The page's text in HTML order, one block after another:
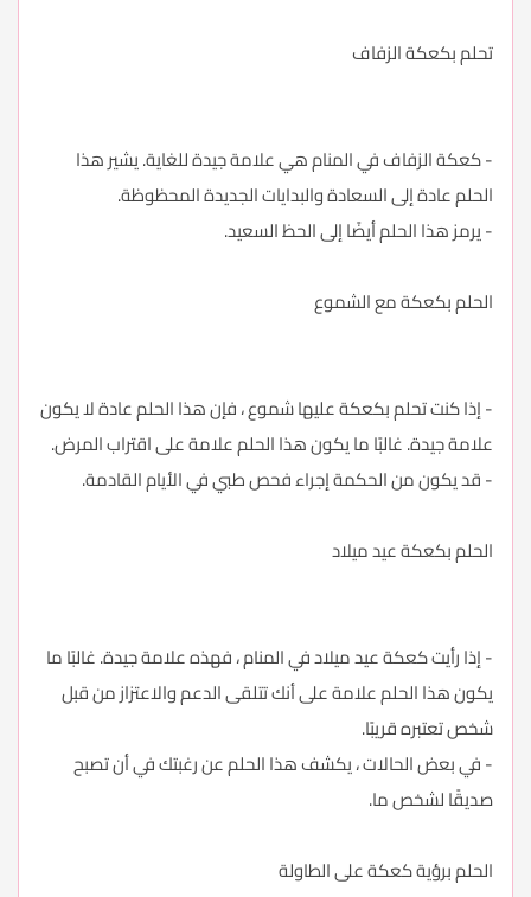
تحلم بكعكة الزفاف
- كعكة الزفاف في المنام هي علامة جيدة للغاية. يشير هذا
الحلم عادة إلى السعادة والبدايات الجديدة المحظوظة.
- يرمز هذا الحلم أيضًا إلى الحظ السعيد.
الحلم بكعكة مع الشموع
- إذا كنت تحلم بكعكة عليها شموع ، فإن هذا الحلم عادة لا يكون
علامة جيدة. غالبًا ما يكون هذا الحلم علامة على اقتراب المرض.
- قد يكون من الحكمة إجراء فحص طبي في الأيام القادمة.
الحلم بكعكة عيد ميلاد
- إذا رأيت كعكة عيد ميلاد في المنام ، فهذه علامة جيدة. غالبًا ما
يكون هذا الحلم علامة على أنك تتلقى الدعم والاعتزاز من قبل
شخص تعتبره قريبًا.
- في بعض الحالات ، يكشف هذا الحلم عن رغبتك في أن تصبح
صديقًا لشخص ما.
الحلم برؤية كعكة على الطاولة